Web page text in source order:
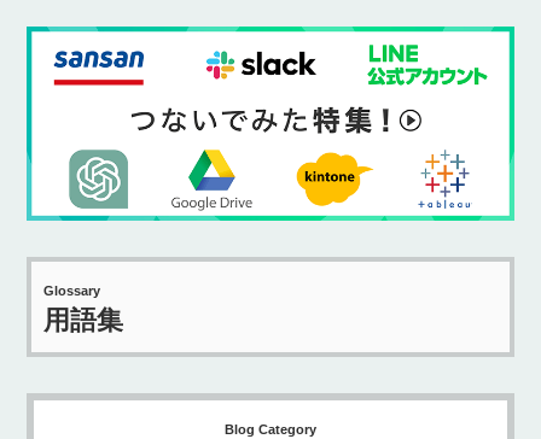
Glossary
用語集
Blog Category